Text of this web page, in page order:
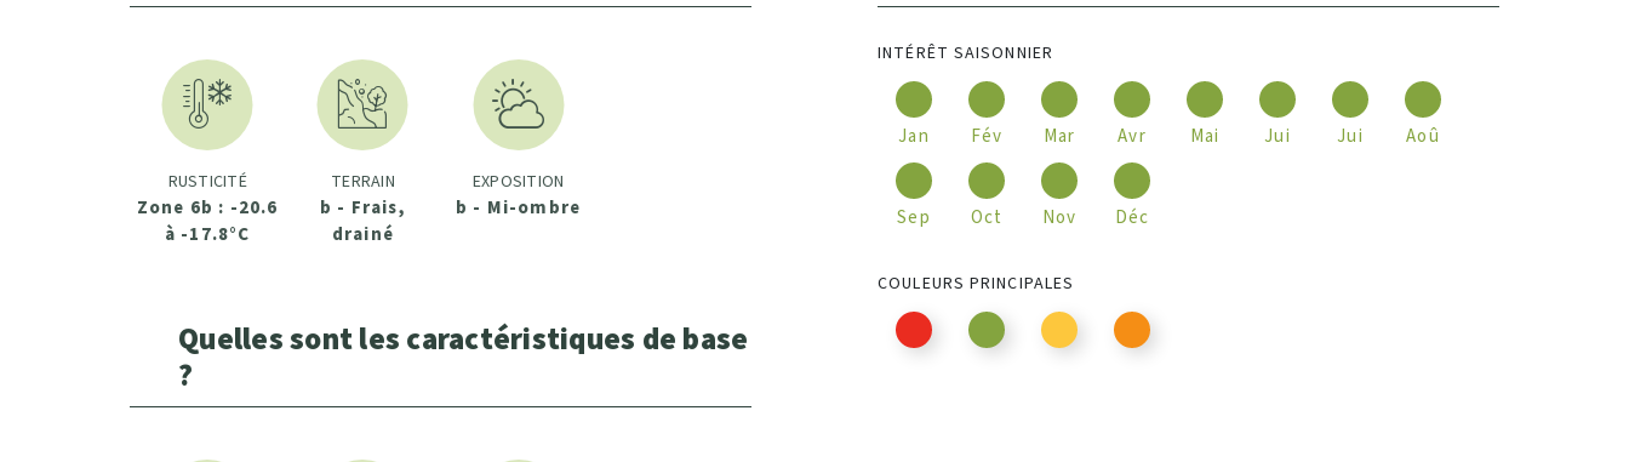
RUSTICITÉ
Zone 6b : -20.6
à -17.8°C
TERRAIN
b - Frais,
drainé
EXPOSITION
b - Mi-ombre
Quelles sont les caractéristiques de base
?
INTÉRÊT SAISONNIER
Jan Fév Mar Avr Mai Jui Jui Aoû
Sep Oct Nov Déc
COULEURS PRINCIPALES